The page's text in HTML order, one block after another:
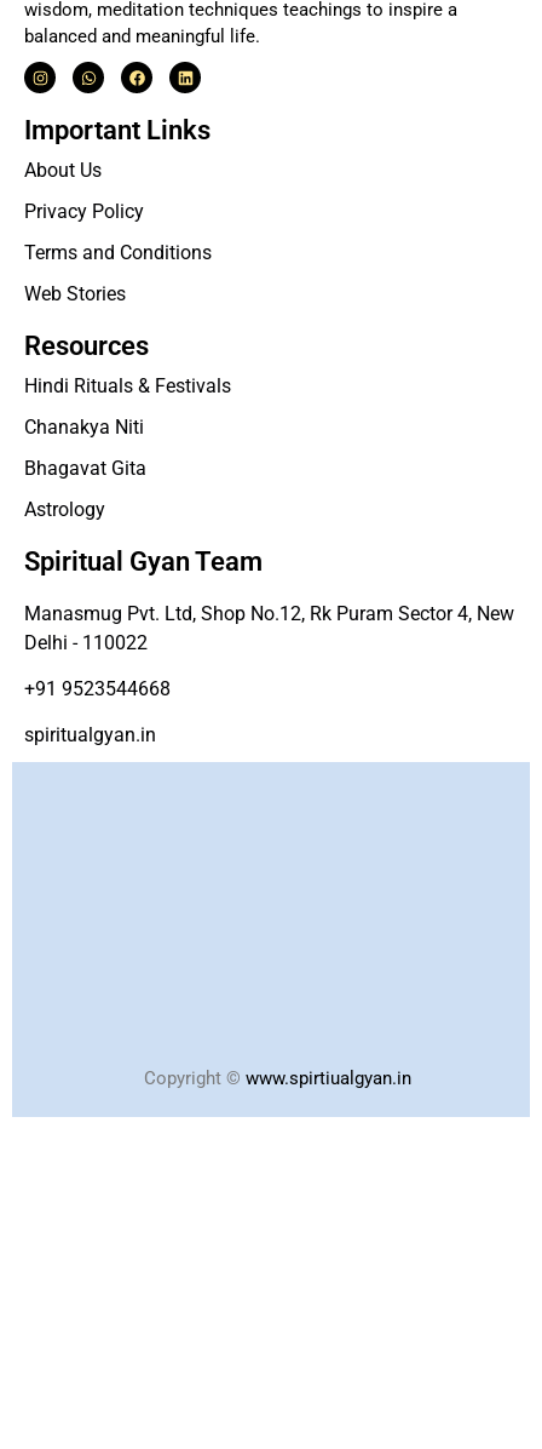
wisdom, meditation techniques teachings to inspire a
balanced and meaningful life.
Important Links
About Us
Privacy Policy
Terms and Conditions
Web Stories
Resources
Hindi Rituals & Festivals
Chanakya Niti
Bhagavat Gita
Astrology
Spiritual Gyan Team
Manasmug Pvt. Ltd, Shop No.12, Rk Puram Sector 4, New
Delhi - 110022
+91 9523544668
spiritualgyan.in
Copyright © www.spirtiualgyan.in